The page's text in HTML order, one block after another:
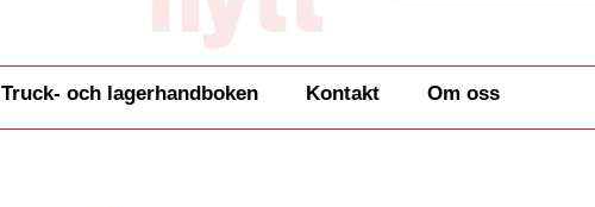
Truck- och lagerhandboken Kontakt Om oss